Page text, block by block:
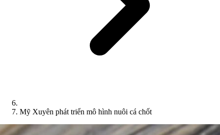
Mỹ Xuyên phát triển mô hình nuôi cá chốt